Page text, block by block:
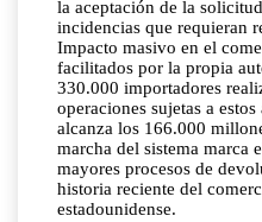
la aceptación de la
incidencias que requieran
Impacto masivo en el
facilitados por la propia
330.000 importadores
operaciones sujetas a
alcanza los 166.000
marcha del sistema marca
mayores procesos de
historia reciente del
estadounidense.